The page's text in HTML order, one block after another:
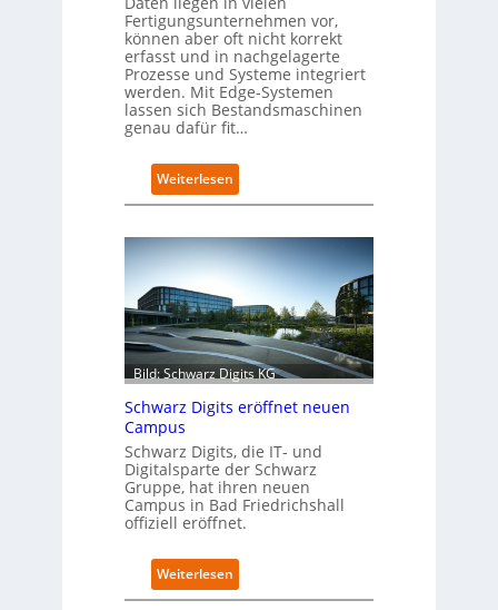
Fertigungsunternehmen vor,
können aber oft nicht korrekt
erfasst und in nachgelagerte
Prozesse und Systeme integriert
werden. Mit Edge-Systemen
lassen sich Bestandsmaschinen
genau dafür fit…
Weiterlesen:
R
t
r
o
f
i
t
-
D
t
n
s
a
u
e
r
i
Bild: Schwarz Digits KG
Schwarz Digits eröffnet neuen
Campus
Schwarz Digits, die IT- und
Digitalsparte der Schwarz
Gruppe, hat ihren neuen
Campus in Bad Friedrichshall
offiziell eröffnet.
Weiterlesen:
S